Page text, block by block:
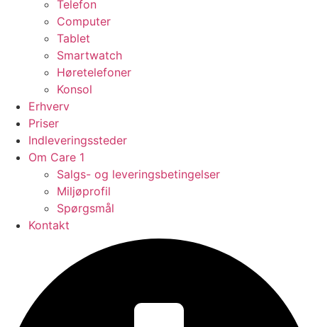
Telefon
Computer
Tablet
Smartwatch
Høretelefoner
Konsol
Erhverv
Priser
Indleveringssteder
Om Care 1
Salgs- og leveringsbetingelser
Miljøprofil
Spørgsmål
Kontakt